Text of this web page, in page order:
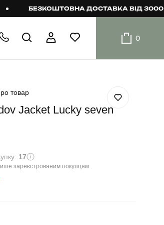
БЕЗКОШТОВНА ДОСТАВКА ВІД 3000 ГРН.
0
товар
Jacket Lucky seven
17
зареєстрованим покупцям.